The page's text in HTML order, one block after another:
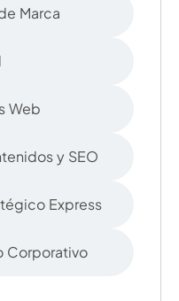
Marca
Web
y SEO
Express
Corporativo